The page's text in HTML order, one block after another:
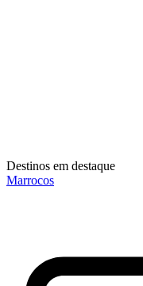
Destinos em destaque
Marrocos